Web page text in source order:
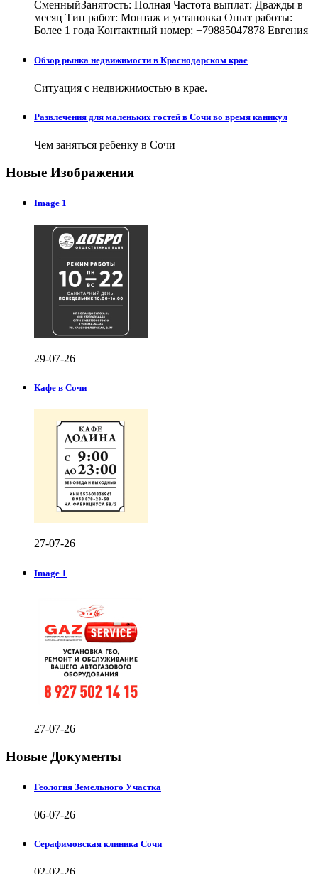
СменныйЗанятость: Полная Частота выплат: Дважды в
месяц Тип работ: Монтаж и установка Опыт работы:
Более 1 года Контактный номер: +79885047878 Евгения
Обзор рынка недвижимости в Краснодарском крае
Ситуация с недвижимостью в крае.
Развлечения для маленьких гостей в Сочи во время каникул
Чем заняться ребенку в Сочи
Новые Изображения
Image 1
29-07-26
Кафе в Сочи
27-07-26
Image 1
27-07-26
Новые Документы
Геология Земельного Участка
06-07-26
Серафимовская клиника Сочи